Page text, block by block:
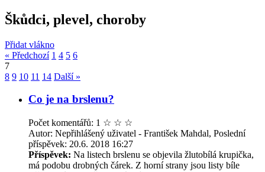
Škůdci, plevel, choroby
Přidat vlákno
« Předchozí 1 4 5 6
7
8 9 10 11 14 Další »
Co je na brslenu?
Počet komentářů: 1 ☆ ☆ ☆
Autor: Nepřihlášený uživatel - František Mahdal, Poslední
příspěvek: 20.6. 2018 16:27
Příspěvek: Na listech brslenu se objevila žlutobílá krupička,
má podobu drobných čárek. Z horní strany jsou listy bíle